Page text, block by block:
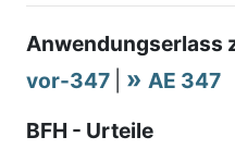
Anwendungserlass
vor-347
AE 347
BFH - Urteile